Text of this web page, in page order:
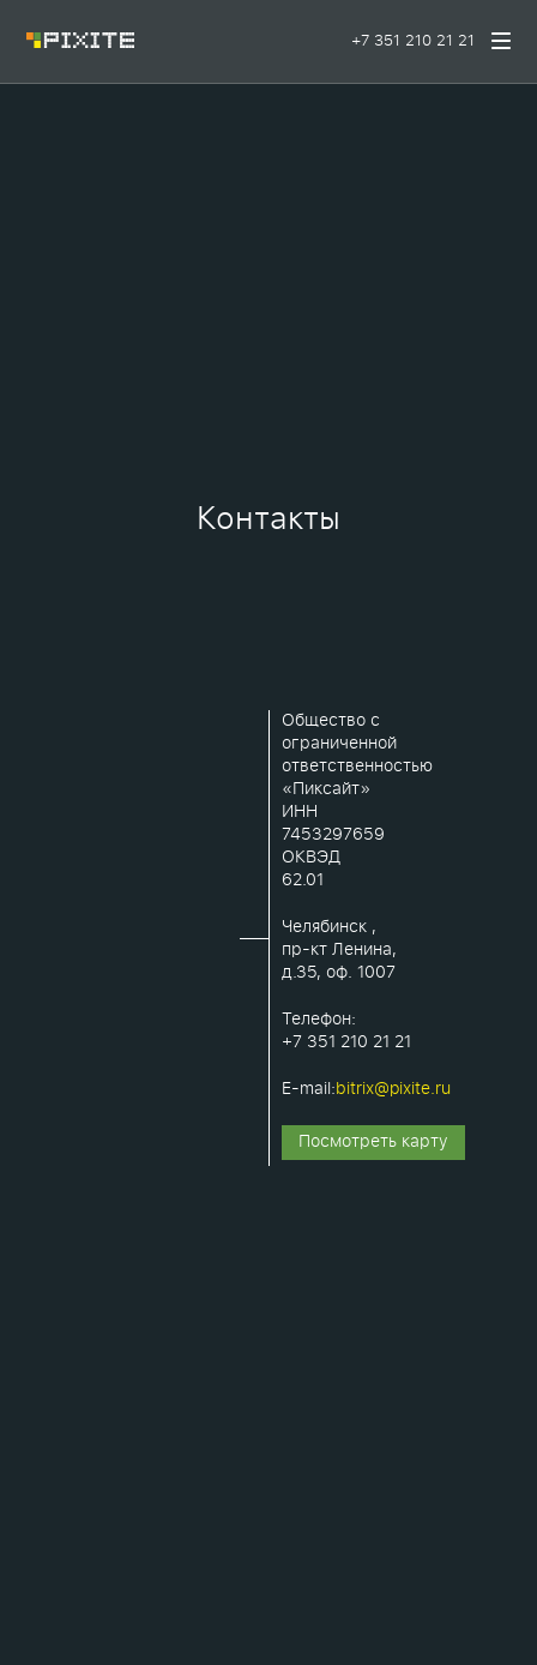
+7 351 210 21 21
Контакты
Общество с
ограниченной
ответственностью
«Пиксайт»
ИНН
7453297659
ОКВЭД
62.01
Челябинск ,
пр-кт Ленина,
д.35, оф. 1007
Телефон:
+7 351 210 21 21
E-mail: bitrix@pixite.ru
Посмотреть карту